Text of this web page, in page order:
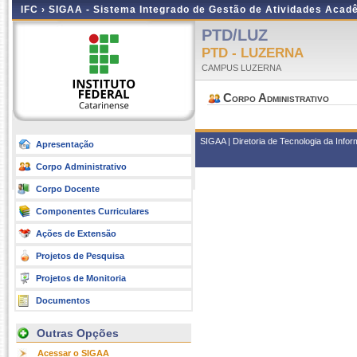
IFC › SIGAA - Sistema Integrado de Gestão de Atividades
Apresentação
Corpo Administrativo
Corpo Docente
Componentes Curriculares
Ações de Extensão
Projetos de Pesquisa
Projetos de Monitoria
Documentos
Outras Opções
Acessar o SIGAA
PTD/LUZ
PTD - LUZERNA
CAMPUS LUZERNA
Corpo Administrativo
SIGAA | Diretoria de Tecnologia da